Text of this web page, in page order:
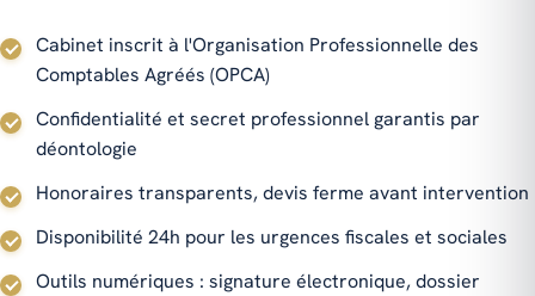
Cabinet inscrit à l'Organisation Professionnelle des
Comptables Agréés (OPCA)
Confidentialité et secret professionnel garantis par
déontologie
Honoraires transparents, devis ferme avant intervention
Disponibilité 24h pour les urgences fiscales et sociales
Outils numériques : signature électronique, dossier